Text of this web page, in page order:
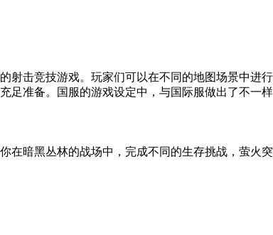
射击竞技游戏。玩家们可以在不同的地图场景中
足准备。国服的游戏设定中，与国际服做出了不一
在暗黑丛林的战场中，完成不同的生存挑战，萤